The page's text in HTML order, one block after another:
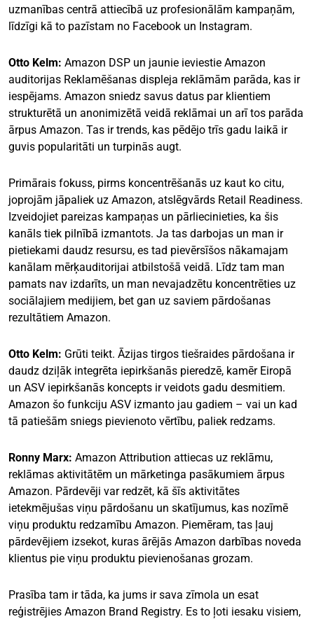
uzmanības centrā attiecībā uz profesionālām kampaņām,
līdzīgi kā to pazīstam no Facebook un Instagram.
Otto Kelm: Amazon DSP un jaunie ieviestie Amazon
auditorijas Reklamēšanas displeja reklāmām parāda, kas ir
iespējams. Amazon sniedz savus datus par klientiem
strukturētā un anonimizētā veidā reklāmai un arī tos parāda
ārpus Amazon. Tas ir trends, kas pēdējo trīs gadu laikā ir
guvis popularitāti un turpinās augt.
Primārais fokuss, pirms koncentrēšanās uz kaut ko citu,
joprojām jāpaliek uz Amazon, atslēgvārds Retail Readiness.
Izveidojiet pareizas kampaņas un pārliecinieties, ka šis
kanāls tiek pilnībā izmantots. Ja tas darbojas un man ir
pietiekami daudz resursu, es tad pievērsīšos nākamajam
kanālam mērķauditorijai atbilstošā veidā. Līdz tam man
pamats nav izdarīts, un man nevajadzētu koncentrēties uz
sociālajiem medijiem, bet gan uz saviem pārdošanas
rezultātiem Amazon.
Otto Kelm: Grūti teikt. Āzijas tirgos tiešraides pārdošana ir
daudz dziļāk integrēta iepirkšanās pieredzē, kamēr Eiropā
un ASV iepirkšanās koncepts ir veidots gadu desmitiem.
Amazon šo funkciju ASV izmanto jau gadiem – vai un kad
tā patiešām sniegs pievienoto vērtību, paliek redzams.
Ronny Marx: Amazon Attribution attiecas uz reklāmu,
reklāmas aktivitātēm un mārketinga pasākumiem ārpus
Amazon. Pārdevēji var redzēt, kā šīs aktivitātes
ietekmējušas viņu pārdošanu un skatījumus, kas nozīmē
viņu produktu redzamību Amazon. Piemēram, tas ļauj
pārdevējiem izsekot, kuras ārējās Amazon darbības noveda
klientus pie viņu produktu pievienošanas grozam.
Prasība tam ir tāda, ka jums ir sava zīmola un esat
reģistrējies Amazon Brand Registry. Es to ļoti iesaku visiem,